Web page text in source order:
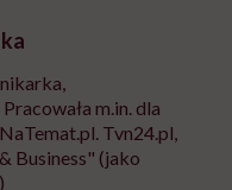
m.in. dla
Tvn24.pl,
Business" (jako